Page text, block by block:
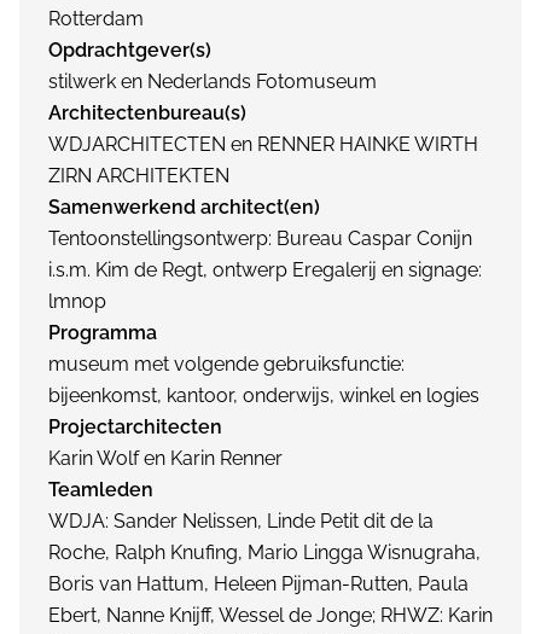
Rotterdam
Opdrachtgever(s)
stilwerk en Nederlands Fotomuseum
Architectenbureau(s)
WDJARCHITECTEN en RENNER HAINKE WIRTH
ZIRN ARCHITEKTEN
Samenwerkend architect(en)
Tentoonstellingsontwerp: Bureau Caspar Conijn
i.s.m. Kim de Regt, ontwerp Eregalerij en signage:
lmnop
Programma
museum met volgende gebruiksfunctie:
bijeenkomst, kantoor, onderwijs, winkel en logies
Projectarchitecten
Karin Wolf en Karin Renner
Teamleden
WDJA: Sander Nelissen, Linde Petit dit de la
Roche, Ralph Knufing, Mario Lingga Wisnugraha,
Boris van Hattum, Heleen Pijman-Rutten, Paula
Ebert, Nanne Knijff, Wessel de Jonge; RHWZ: Karin